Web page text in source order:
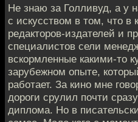
Не знаю за Голливуд, а у
с искусством в том, что в
редакторов-издателей и
специалистов сели
вскормленные какими-то
зарубежном опыте,
работает. За кино мне
дороги срулил почти
диплома. Но в